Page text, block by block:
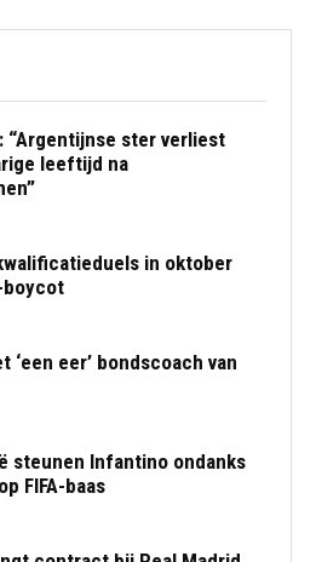
“Argentijnse ster verliest
leeftijd na
in oktober
boycot
‘een eer’ bondscoach van
steunen Infantino ondanks
FIFA-baas